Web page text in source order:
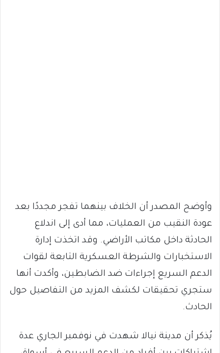
وأوضح المصدر أن الخلاف بينهما تفجر مجددًا بعد
عودة النقيب من العمليات، مما أدى إلى اندلاع
الحادثة داخل مكاتب الأراضي. وقد اتخذت إدارة
الاستخبارات والشرطة العسكرية التابعة لقوات
الدعم السريع إجراءات ضد الضابطين، وأكدت أنها
ستجري تحقيقات لكشف المزيد من التفاصيل حول
الحادث.
يُذكر أن مدينة نيالا شهدت في نوفمبر الجاري عدة